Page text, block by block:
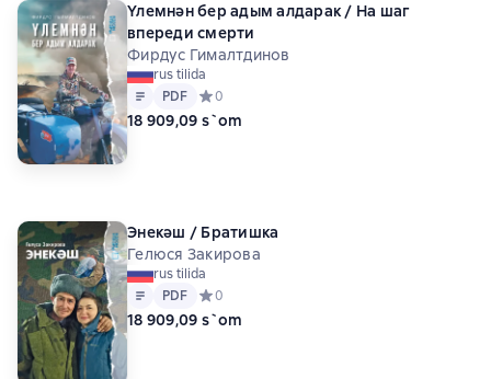
Үлемнән бер адым алдарак / На шаг
впереди смерти
Фирдус Гималтдинов
rus tilida
Matn
PDF
PDF Средний рейтинг 0 на основе 0 оценок
0
18 909,09 s`om
Энекәш / Братишка
Гелюся Закирова
rus tilida
Matn
PDF
PDF Средний рейтинг 0 на основе 0 оценок
0
18 909,09 s`om